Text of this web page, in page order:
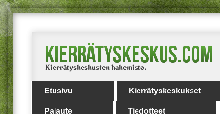
Etusivu Kierrätyskeskukset
Palaute Tiedotteet